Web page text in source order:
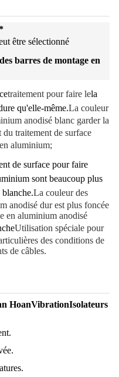
*
être sélectionné
barres de montage en
traitement pour faire lela
qu'elle-même.La couleur
anodisé blanc garder la
du traitement de surface
aluminium;
de surface pour faire
sont beaucoup plus
blanche.La couleur des
anodisé dur est plus foncée
en aluminium anodisé
Utilisation spéciale pour
des conditions de
de câbles.
HoanVibrationIsolateurs